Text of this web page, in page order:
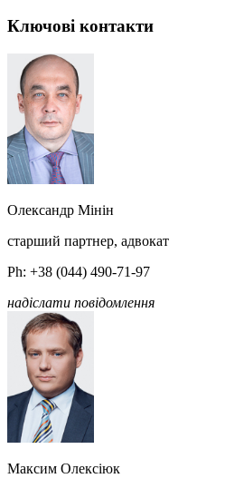
Ключові контакти
Олександр Мінін
старший партнер, адвокат
Ph: +38 (044) 490-71-97
надіслати повідомлення
Максим Олексiюк